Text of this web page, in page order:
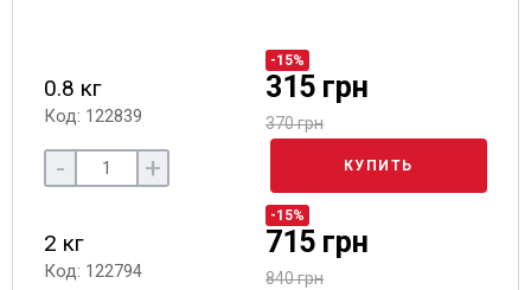
0.8 кг
Код: 122839
-15%
315 грн
370 грн
- + КУПИТЬ
2 кг
Код: 122794
-15%
715 грн
840 грн